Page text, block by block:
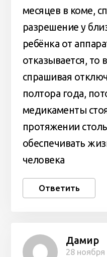
месяцев в коме,
разрешение у
ребёнка от
отказывается, то
спрашивая
полтора года,
медикаменты
протяжении
обеспечивать
человека
Ответить
Дамир
28 ноября